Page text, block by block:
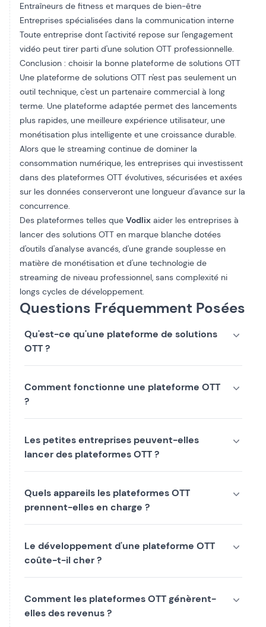
Entraîneurs de fitness et marques de bien-être
Entreprises spécialisées dans la communication interne
Toute entreprise dont l'activité repose sur l'engagement
vidéo peut tirer parti d'une solution OTT professionnelle.
Conclusion : choisir la bonne plateforme de solutions OTT
Une plateforme de solutions OTT n'est pas seulement un
outil technique, c'est un partenaire commercial à long
terme. Une plateforme adaptée permet des lancements
plus rapides, une meilleure expérience utilisateur, une
monétisation plus intelligente et une croissance durable.
Alors que le streaming continue de dominer la
consommation numérique, les entreprises qui investissent
dans des plateformes OTT évolutives, sécurisées et axées
sur les données conserveront une longueur d'avance sur la
concurrence.
Des plateformes telles que Vodlix aider les entreprises à
lancer des solutions OTT en marque blanche dotées
d'outils d'analyse avancés, d'une grande souplesse en
matière de monétisation et d'une technologie de
streaming de niveau professionnel, sans complexité ni
longs cycles de développement.
Questions Fréquemment Posées
Qu'est-ce qu'une plateforme de solutions
OTT ?
Comment fonctionne une plateforme OTT
?
Les petites entreprises peuvent-elles
lancer des plateformes OTT ?
Quels appareils les plateformes OTT
prennent-elles en charge ?
Le développement d'une plateforme OTT
coûte-t-il cher ?
Comment les plateformes OTT génèrent-
elles des revenus ?